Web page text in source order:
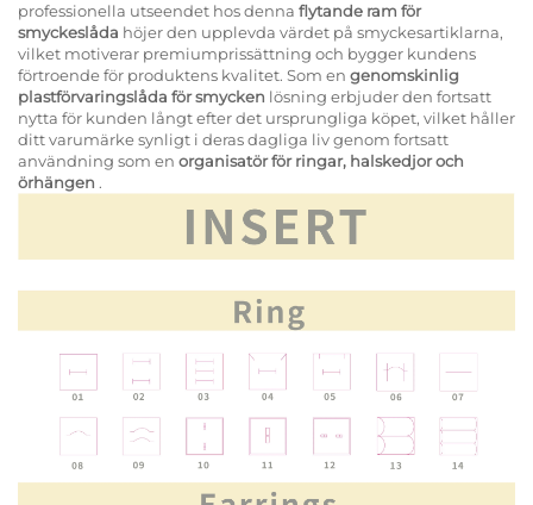
professionella utseendet hos denna flytande ram för
smyckeslåda höjer den upplevda värdet på smyckesartiklarna,
vilket motiverar premiumprissättning och bygger kundens
förtroende för produktens kvalitet. Som en genomskinlig
plastförvaringslåda för smycken lösning erbjuder den fortsatt
nytta för kunden långt efter det ursprungliga köpet, vilket håller
ditt varumärke synligt i deras dagliga liv genom fortsatt
användning som en organisatör för ringar, halskedjor och
örhängen .